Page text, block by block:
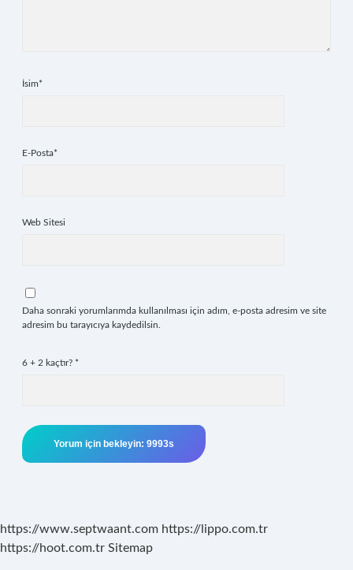
İsim*
E-Posta*
Web Sitesi
Daha sonraki yorumlarımda kullanılması için adım, e-posta adresim ve site
adresim bu tarayıcıya kaydedilsin.
6 + 2 kaçtır? *
https://www.septwaant.com https://lippo.com.tr
https://hoot.com.tr Sitemap